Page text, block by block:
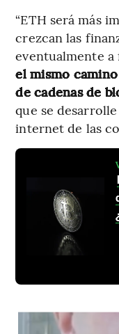
“ETH será más
crezcan las
eventualmente
el mismo
de cadenas de
que se
internet de las